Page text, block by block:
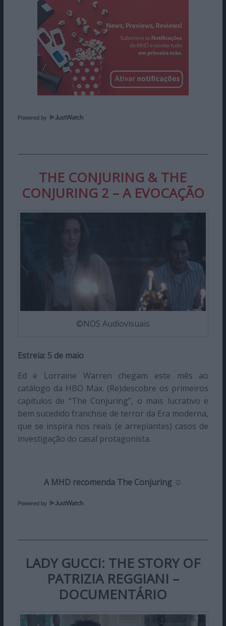
Powered by
THE CONJURING & THE
CONJURING 2 – A EVOCAÇÃO
©NOS Audiovisuais
Estreia: 5 de maio
Ed e Lorraine Warren chegam este mês ao
catálogo da HBO Max. (Re)descobre os primeiros
capítulos de “The Conjuring”, o mais lucrativo e
bem sucedido franchise de terror da Era moderna,
que se inspira nos reais (e arrepiantes) casos de
investigação do casal protagonista.
A MHD recomenda The Conjuring ☺️
Powered by
LADY GUCCI: THE STORY OF
PATRIZIA REGGIANI –
DOCUMENTÁRIO